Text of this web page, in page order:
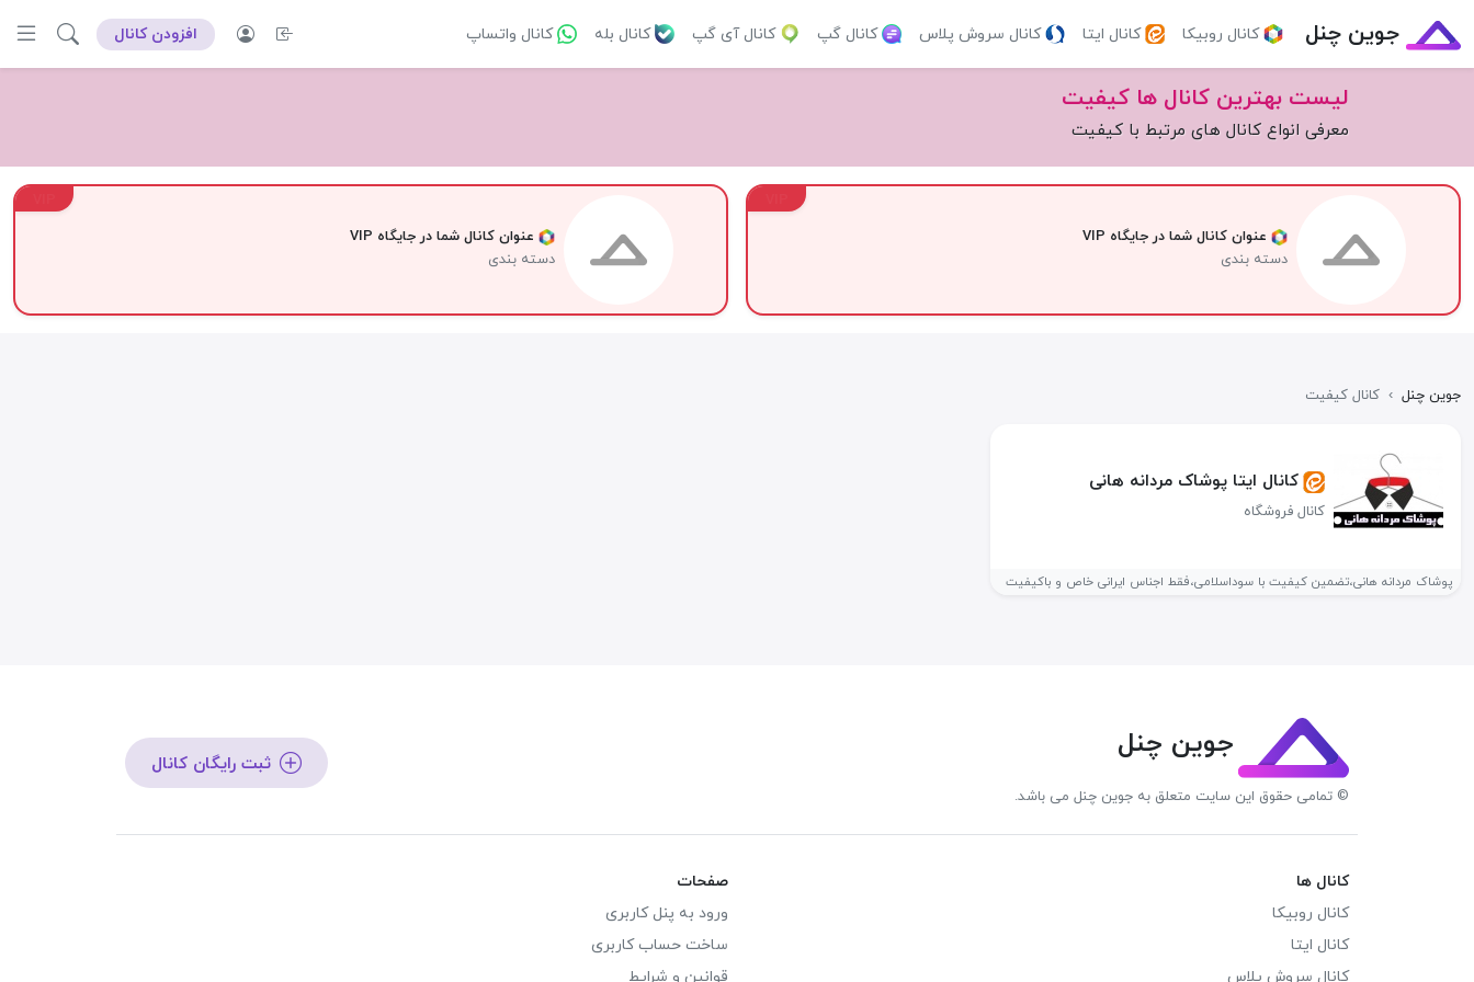
جوین چنل کانال روبیکا کانال ایتا کانال سروش پلاس کانال گپ کانال آی گپ کانال بله کانال واتساپ افزودن کانال
لیست بهترین کانال ها کیفیت
معرفی انواع کانال های مرتبط با کیفیت
عنوان کانال شما در جایگاه VIP
دسته بندی
عنوان کانال شما در جایگاه VIP
دسته بندی
جوین چنل › کانال کیفیت
کانال ایتا پوشاک مردانه هانی
کانال فروشگاه
پوشاک مردانه هانی،تضمین کیفیت با سوداسلامی،فقط اجناس ایرانی خاص و باکیفیت
جوین چنل
© تمامی حقوق این سایت متعلق به جوین چنل می باشد.
ثبت رایگان کانال
کانال ها
کانال روبیکا
کانال ایتا
کانال سروش پلاس
صفحات
ورود به پنل کاربری
ساخت حساب کاربری
قوانین و شرایط